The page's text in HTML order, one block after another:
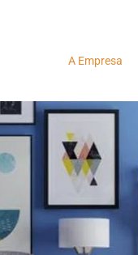
A Empresa